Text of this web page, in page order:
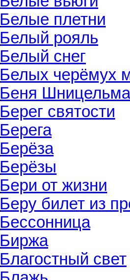
Белые плетни
Белый рояль
Белый снег
Белых черёмух
Беня
Берег святости
Берега
Берёза
Берёзы
Бери от жизни
Беру билет из
Бессонница
Биржа
Благостный свет